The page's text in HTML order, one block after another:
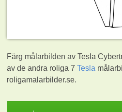
Färg målarbilden av Tesla
av de andra roliga 7Tesla
roligamalarbilder.se.